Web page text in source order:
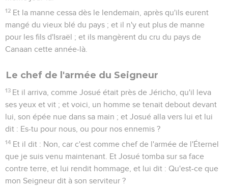
12 Et la manne cessa dès le lendemain, après qu'ils eurent
mangé du vieux blé du pays ; et il n'y eut plus de manne
pour les fils d'Israël ; et ils mangèrent du cru du pays de
Canaan cette année-là.
Le chef de l'armée du Seigneur
13 Et il arriva, comme Josué était près de Jéricho, qu'il leva
ses yeux et vit ; et voici, un homme se tenait debout devant
lui, son épée nue dans sa main ; et Josué alla vers lui et lui
dit : Es-tu pour nous, ou pour nos ennemis ?
14 Et il dit : Non, car c'est comme chef de l'armée de l'Éternel
que je suis venu maintenant. Et Josué tomba sur sa face
contre terre, et lui rendit hommage, et lui dit : Qu'est-ce que
mon Seigneur dit à son serviteur ?